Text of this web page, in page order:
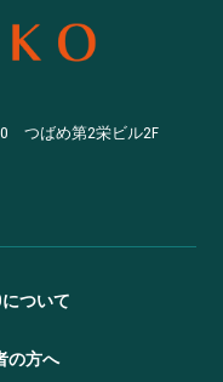
つばめ第2栄ビル2F
について
の方へ